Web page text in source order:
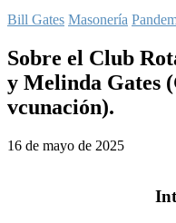
Bill Gates Masonería
Sobre el Club
y Melinda Gates
vcunación).
16 de mayo de 2025